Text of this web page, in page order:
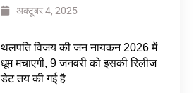
अक्टूबर 4, 2025
थलपति विजय की जन नायकन 2026 में
धूम मचाएगी, 9 जनवरी को इसकी रिलीज
डेट तय की गई है